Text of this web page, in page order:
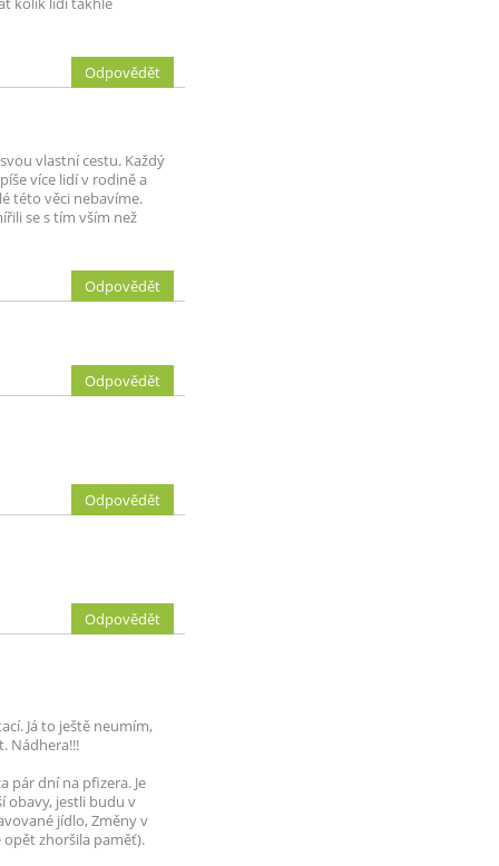
kolik lidí takhle
Odpovědět
vlastní cestu. Každý
více lidí v rodině a
této věci nebavíme.
se s tím vším než
Odpovědět
Odpovědět
Odpovědět
Odpovědět
Já to ještě neumím,
Nádhera!!!
pár dní na pfizera. Je
obavy, jestli budu v
jídlo, Změny v
opět zhoršila paměť).